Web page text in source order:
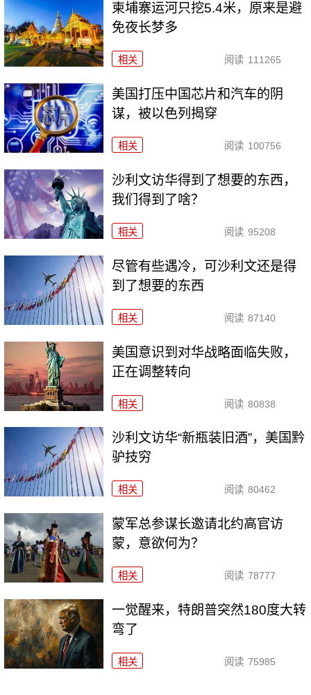
柬埔寨运河只挖5.4米，原来是避
免夜长梦多
相关 阅读 111265
美国打压中国芯片和汽车的阴
谋，被以色列揭穿
相关 阅读 100756
沙利文访华得到了想要的东西，
我们得到了啥？
相关 阅读 95208
尽管有些遇冷，可沙利文还是得
到了想要的东西
相关 阅读 87140
美国意识到对华战略面临失败，
正在调整转向
相关 阅读 80838
沙利文访华“新瓶装旧酒”，美国黔
驴技穷
相关 阅读 80462
​蒙军总参谋长邀请北约高官访
蒙，意欲何为？
相关 阅读 78777
一觉醒来，特朗普突然180度大转
弯了
相关 阅读 75985